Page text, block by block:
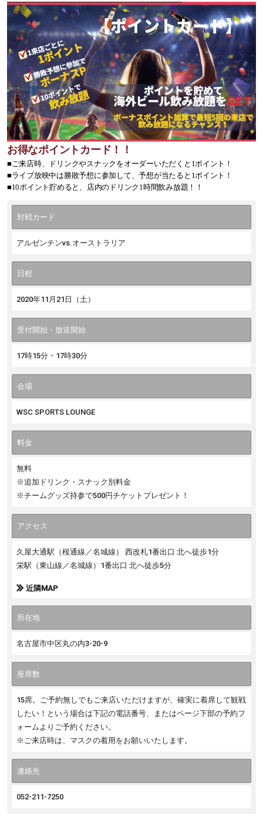
お得なポイントカード！！
■ご来店時、ドリンクやスナックをオーダーいただくと1ポイント！
■ライブ放映中は勝敗予想に参加して、予想が当たると1ポイント！
■10ポイント貯めると、店内のドリンク1時間飲み放題！！
対戦カード
アルゼンチンvs.オーストラリア
日程
2020年11月21日（土）
受付開始・放送開始
17時15分・17時30分
会場
WSC SPORTS LOUNGE
料金
無料
※追加ドリンク・スナック別料金
※チームグッズ持参で500円チケットプレゼント！
アクセス
久屋大通駅（桜通線／名城線） 西改札1番出口 北へ徒歩1分
栄駅（東山線／名城線）1番出口 北へ徒歩5分
近隣MAP
所在地
名古屋市中区丸の内3-20-9
座席数
15席。ご予約無しでもご来店いただけますが、確実に着席して観戦
したい！という場合は下記の電話番号、またはページ下部の予約フ
ォームよりご予約ください。
※ご来店時は、マスクの着用をお願いいたします。
連絡先
052-211-7250